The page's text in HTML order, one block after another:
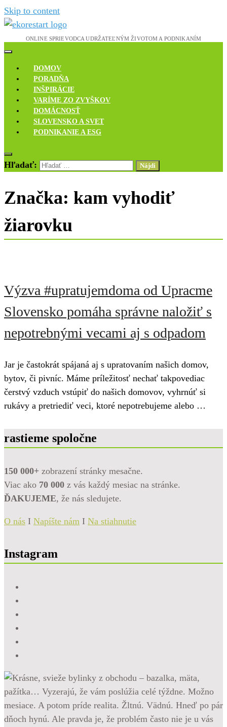
Skip to content
Ekoreštart
Novinky, rozhovory a inšpirácie
DOMOV
PORADŇA
INŠPIRÁCIE
VARÍME ZO ZVYŠKOV
DOMÁCNOSŤ
SLOVENSKO A SVET
PODNIKANIE A ESG
Hľadať:
Značka: kam vyhodiť
žiarovku
Výzva #upratujemdoma od Upracme
Slovensko pomáha správne naložiť s
nepotrebnými vecami aj s odpadom
Jar je častokrát spájaná aj s upratovaním našich domov,
bytov, či pivníc. Máme príležitosť nechať takpovediac
čerstvý vzduch vstúpiť do našich domovov, vyhrnúť si
rukávy a pretriediť veci, ktoré nepotrebujeme alebo …
rastieme spoločne
150 000+ zobrazení stránky mesačne.
Viac ako 70 000 z vás každý mesiac na stránke.
ĎAKUJEME, že nás sledujete.
O nás I Napíšte nám I Na stiahnutie
Instagram